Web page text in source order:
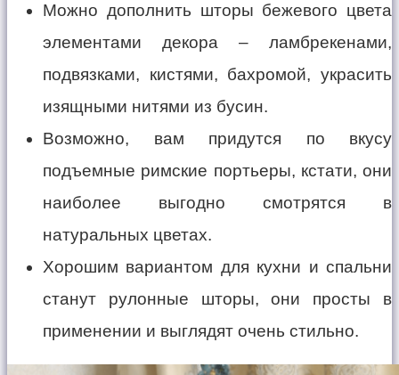
Можно дополнить шторы бежевого цвета
элементами декора – ламбрекенами,
подвязками, кистями, бахромой, украсить
изящными нитями из бусин.
Возможно, вам придутся по вкусу
подъемные римские портьеры, кстати, они
наиболее выгодно смотрятся в
натуральных цветах.
Хорошим вариантом для кухни и спальни
станут рулонные шторы, они просты в
применении и выглядят очень стильно.